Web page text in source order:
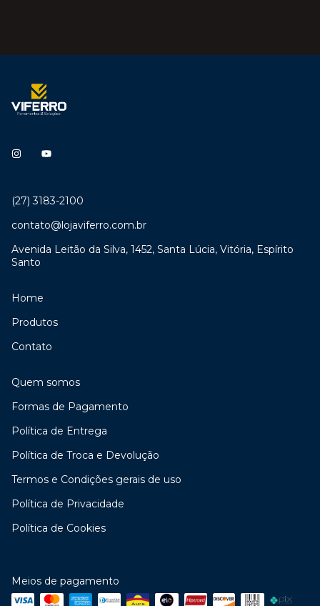
(27) 3183-2100
contato@lojaviferro.com.br
Avenida Leitão da Silva, 1452, Santa Lúcia, Vitória, Espírito
Santo
Home
Produtos
Contato
Quem somos
Formas de Pagamento
Política de Entrega
Política de Troca e Devolução
Termos e Condições gerais de uso
Política de Privacidade
Política de Cookies
Meios de pagamento